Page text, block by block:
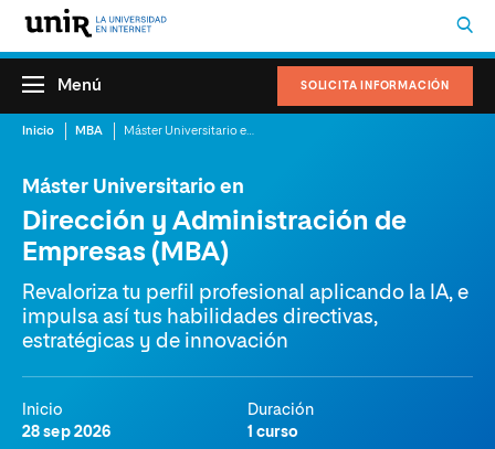
SOLICITA INFORMACIÓN
Menú
Inicio MBA
Máster Universitario en
Dirección y Administración de
Empresas (MBA)
Revaloriza tu perfil profesional aplicando la IA, e
impulsa así tus habilidades directivas,
estratégicas y de innovación
Inicio
28 sep 2026
Duración
1 curso